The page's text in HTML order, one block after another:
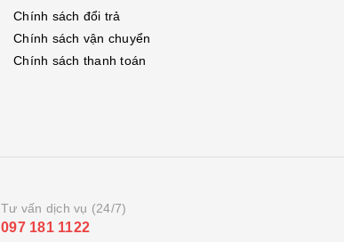
Chính sách đổi trả
Chính sách vận chuyển
Chính sách thanh toán
Tư vấn dịch vụ (24/7)
097 181 1122